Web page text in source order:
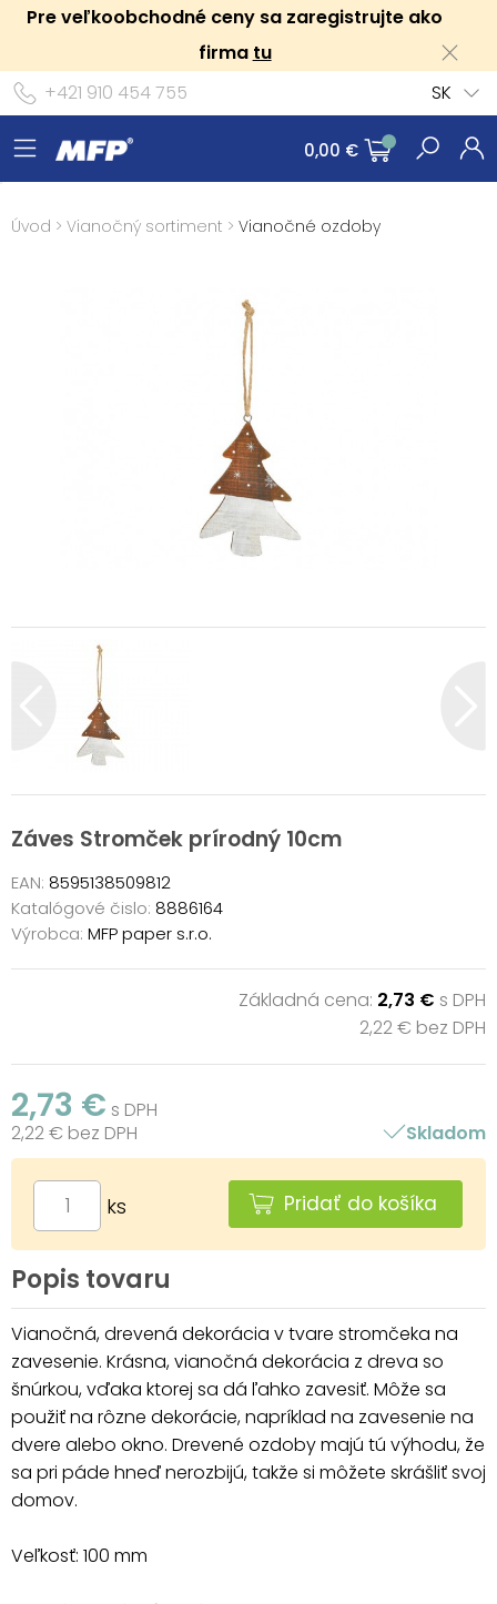
Pre veľkoobchodné ceny sa zaregistrujte ako
firma tu
+421 910 454 755
SK
0,00 €
Úvod > Vianočný sortiment > Vianočné ozdoby
Záves Stromček prírodný 10cm
EAN: 8595138509812
Katalógové čislo: 8886164
Výrobca: MFP paper s.r.o.
Základná cena: 2,73 € s DPH
2,22 € bez DPH
2,73 € s DPH
2,22 € bez DPH
Skladom
ks Pridať do košíka
Popis tovaru
Vianočná, drevená dekorácia v tvare stromčeka na
zavesenie. Krásna, vianočná dekorácia z dreva so
šnúrkou, vďaka ktorej sa dá ľahko zavesiť. Môže sa
použiť na rôzne dekorácie, napríklad na zavesenie na
dvere alebo okno. Drevené ozdoby majú tú výhodu, že
sa pri páde hneď nerozbijú, takže si môžete skrášliť svoj
domov.
Veľkosť: 100 mm